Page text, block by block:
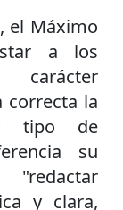
el Máximo
a los
carácter
correcta la
y tipo de
su
y clara,